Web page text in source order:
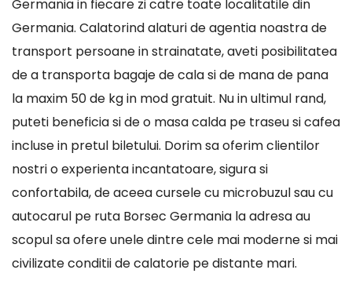
Germania in fiecare zi catre toate localitatile din
Germania. Calatorind alaturi de agentia noastra de
transport persoane in strainatate, aveti posibilitatea
de a transporta bagaje de cala si de mana de pana
la maxim 50 de kg in mod gratuit. Nu in ultimul rand,
puteti beneficia si de o masa calda pe traseu si cafea
incluse in pretul biletului. Dorim sa oferim clientilor
nostri o experienta incantatoare, sigura si
confortabila, de aceea cursele cu microbuzul sau cu
autocarul pe ruta Borsec Germania la adresa au
scopul sa ofere unele dintre cele mai moderne si mai
civilizate conditii de calatorie pe distante mari.